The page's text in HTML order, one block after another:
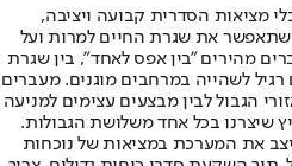
מציאות הסדרית קבועה ויציבה,
שתאפשר את שגרת החיים למרות ועל
מהירים "בין אפס לאחד", בין שגרת
רגיל לשהייה במרחבים מוגנים. מעברים
הגבול לבין מבצעים עצימים למניעה
שיצרנו בכל אחד משלושת הגבולות.
את המערכת במציאות של נוכחות